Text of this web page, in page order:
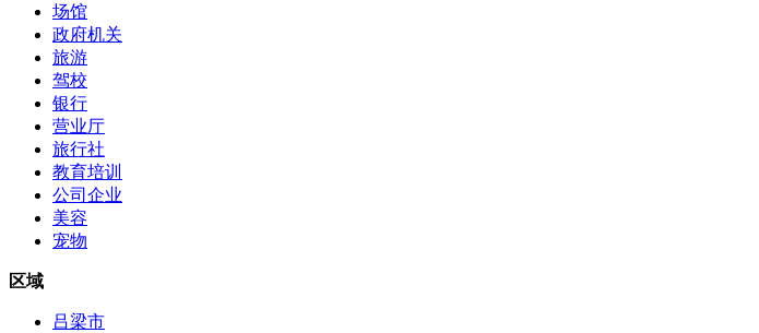
场馆
政府机关
旅游
驾校
银行
营业厅
旅行社
教育培训
公司企业
美容
宠物
区域
吕梁市